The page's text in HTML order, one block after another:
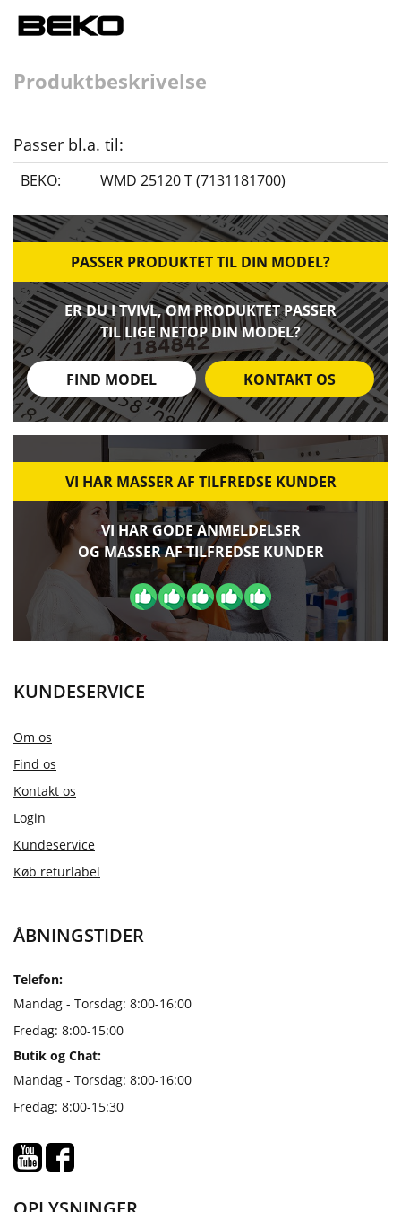
Produktbeskrivelse
Passer bl.a. til:
BEKO: WMD 25120 T (7131181700)
PASSER PRODUKTET TIL DIN MODEL?
ER DU I TVIVL, OM PRODUKTET PASSER
TIL LIGE NETOP DIN MODEL?
FIND MODEL KONTAKT OS
VI HAR MASSER AF TILFREDSE KUNDER
VI HAR GODE ANMELDELSER
OG MASSER AF TILFREDSE KUNDER
KUNDESERVICE
Om os
Find os
Kontakt os
Login
Kundeservice
Køb returlabel
ÅBNINGSTIDER
Telefon:
Mandag - Torsdag: 8:00-16:00
Fredag: 8:00-15:00
Butik og Chat:
Mandag - Torsdag: 8:00-16:00
Fredag: 8:00-15:30